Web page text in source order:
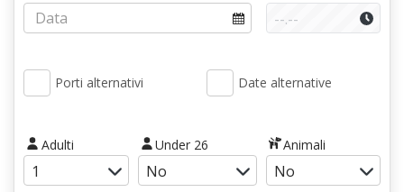
Porti alternativi Date alternative
Adulti Under 26 Animali